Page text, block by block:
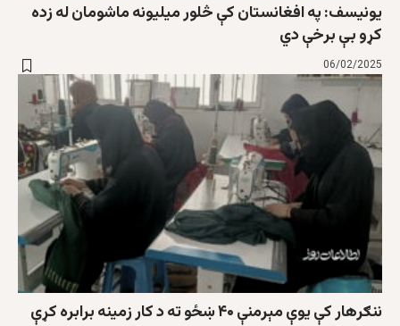
یونیسف: په افغانستان کې څلور میلیونه ماشومان له زده
کړو بې برخې دي
06/02/2025
ننګرهار کې یوې مېرمنې ۴۰ ښځو ته د کار زمینه برابره کړې